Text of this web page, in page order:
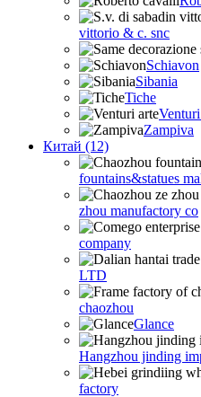
vittorio & c. snc
Schiavon
Sibania
Tiche
Zampiva
Китай (12)
fountains&statues
zhou manufactory co
company
LTD
chaozhou
Glance
Hangzhou jinding
factory